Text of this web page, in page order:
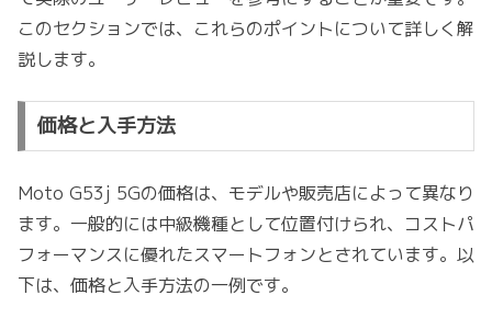
このセクションでは、これらのポイントについて詳しく解
説します。
価格と入手方法
Moto G53j 5Gの価格は、モデルや販売店によって異なり
ます。一般的には中級機種として位置付けられ、コストパ
フォーマンスに優れたスマートフォンとされています。以
下は、価格と入手方法の一例です。